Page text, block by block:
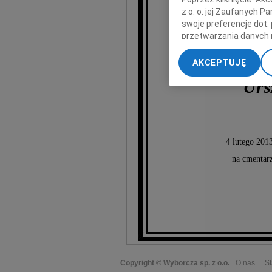
4 lutego
na
Copyright © Wyborcza sp. z o.o. O nas
z o. o. jej Zaufanych
swoje preferencje dot.
przetwarzania danych
„Ustawienia
My, nasi Zaufani
dokładnych danych
Przechowywanie
AKCEPTUJĘ